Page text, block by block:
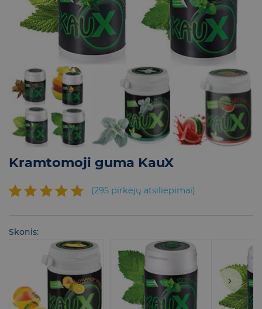
Kramtomoji guma KauX
(viso
įvertinimų:
(295pirkėjų atsiliepimai)
Skonis: